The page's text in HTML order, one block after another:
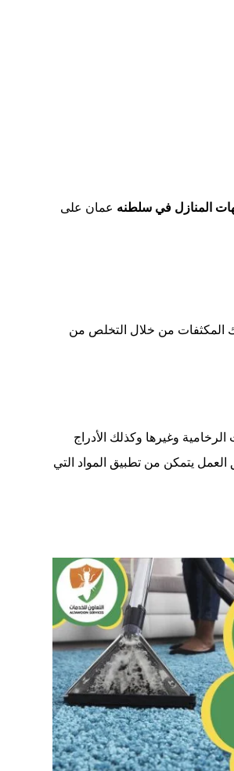
المنازل في سلطنه عمان على
المكثفات من خلال التخلص من
وغيرها وكذلك الأدراج
العمل يتمكن من تطبيق المواد التي